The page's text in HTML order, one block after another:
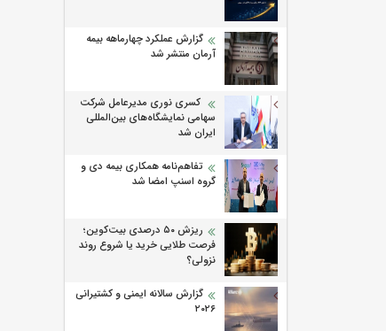
گزارش عملکرد چهارماهه بیمه
آرمان منتشر شد
کسری نوری مدیرعامل شرکت
سهامی نمایشگاه‌های بین‌المللی
ایران شد
تفاهم‌نامه همکاری بیمه دی و
گروه اسنپ امضا شد
ریزش ۵۰ درصدی بیت‌کوین؛
فرصت طلایی خرید یا شروع روند
نزولی؟
گزارش سالانه ایمنی و كشتیرانی
۲۰۲۶